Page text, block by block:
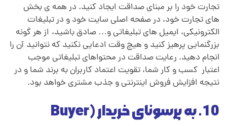
تجارت خود را بر مبنای صداقت ایجاد کنید. در همه ی بخش
های تجارت خود، در صفحه اصلی سایت خود و در تبلیغات
الکترونیکی، ایمیل های تبلیغاتی و… صادق باشید، از هر گونه
بزرگنمایی پرهیز کنید و هیچ وقت ادعایی نکنید که نتوانید آن را
انجام دهید. رعایت صداقت در محتواهای تبلیغاتی موجب
اعتبار کسب و کار شما، تقویت اعتماد کاربران به برند شما و در
نتیجه افزایش فروش اینترنتی و جذب مشتری خواهد بود.
10. به پرسونای خریدار (Buyer